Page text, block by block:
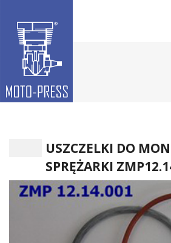
Produkcja
KATALOG produktów
USZCZELKI DO
SPRĘŻARKI